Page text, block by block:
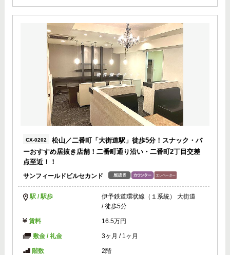
CX-0202
松山／二番町「大街道駅」徒歩5分！スナック・バ
ーおすすめ居抜き店舗！二番町通り沿い・二番町2丁目交差
点至近！！
サンフィールドビルセカンド
駅 / 駅歩
伊予鉄道環状線（１系統） 大街道
/ 徒歩5分
賃料 16.5万円
敷金 / 礼金 3ヶ月 / 1ヶ月
階数 2階